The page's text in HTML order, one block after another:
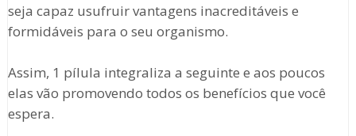
seja capaz usufruir vantagens inacreditáveis e
formidáveis para o seu organismo.
Assim, 1 pílula integraliza a seguinte e aos poucos
elas vão promovendo todos os benefícios que você
espera.